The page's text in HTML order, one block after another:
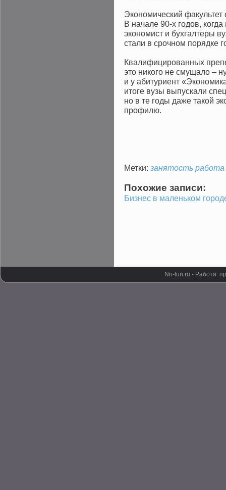
Экономический факультет
В начале 90-х годов,
экономист и бухгалтеры
стали в срочном порядке
Квалифицированных
это никого не смущало –
и у абитуриент
итоге вузы выпускали
но в те годы даже такой
профилю.
Метки: занятость работа
Похожие записи:
Бизнес в маленьком
Nn-fun.ru - Работа: